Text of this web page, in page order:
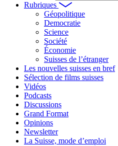
Rubriques
Géopolitique
Democratie
Science
Société
Économie
Suisses de l’étranger
Les nouvelles suisses en bref
Sélection de films suisses
Vidéos
Podcasts
Discussions
Grand Format
Opinions
Newsletter
La Suisse, mode d’emploi